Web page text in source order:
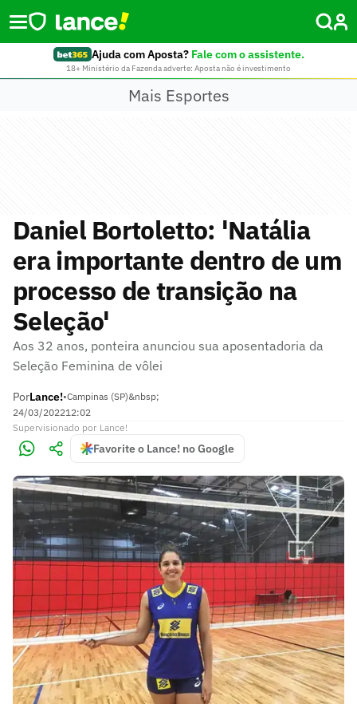
Ajuda com Aposta? Fale com o assistente.
18+ Ministério da Fazenda adverte: Aposta não é investimento
Mais Esportes
Daniel Bortoletto: 'Natália
era importante dentro de um
processo de transição na
Seleção'
Aos 32 anos, ponteira anunciou sua aposentadoria da
Seleção Feminina de vôlei
PorLance!•Campinas (SP)&nbsp;
24/03/202212:02
Supervisionado por Lance!
Favorite o Lance! no Google